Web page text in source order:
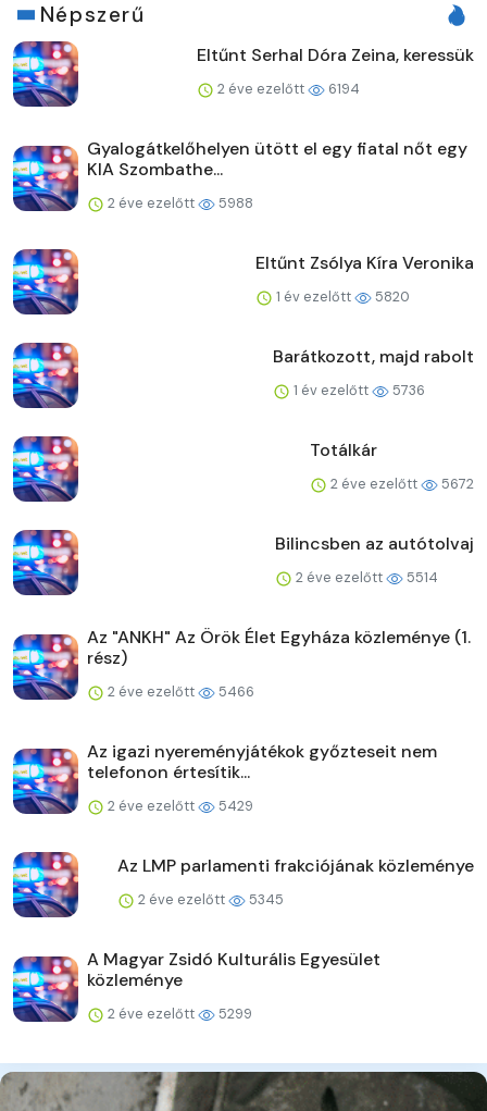
Népszerű
Eltűnt Serhal Dóra Zeina, keressük
2 éve ezelőtt 6194
Gyalogátkelőhelyen ütött el egy fiatal nőt egy
KIA Szombathe...
2 éve ezelőtt 5988
Eltűnt Zsólya Kíra Veronika
1 év ezelőtt 5820
Barátkozott, majd rabolt
1 év ezelőtt 5736
Totálkár
2 éve ezelőtt 5672
Bilincsben az autótolvaj
2 éve ezelőtt 5514
Az "ANKH" Az Örök Élet Egyháza közleménye (1.
rész)
2 éve ezelőtt 5466
Az igazi nyereményjátékok győzteseit nem
telefonon értesítik...
2 éve ezelőtt 5429
Az LMP parlamenti frakciójának közleménye
2 éve ezelőtt 5345
A Magyar Zsidó Kulturális Egyesület
közleménye
2 éve ezelőtt 5299